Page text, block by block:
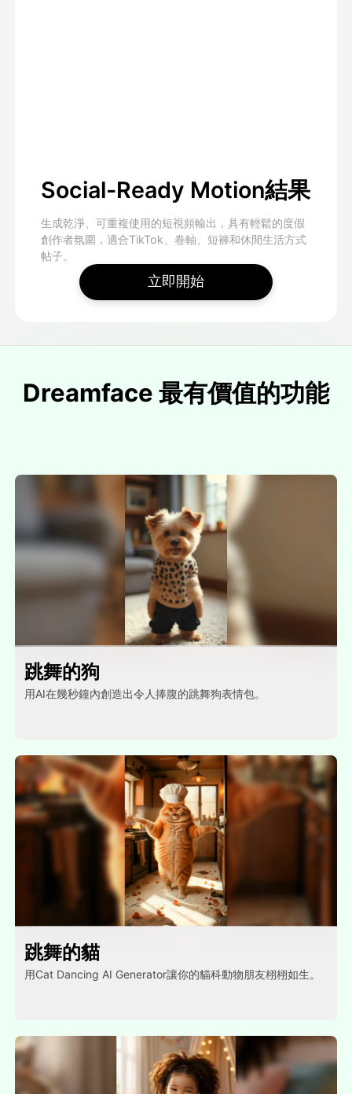
Social-Ready Motion結果
生成乾淨、可重複使用的短視頻輸出，具有輕鬆的度假
創作者氛圍，適合TikTok、卷軸、短褲和休閒生活方式
帖子。
立即開始
Dreamface 最有價值的功能
跳舞的狗
用AI在幾秒鐘內創造出令人捧腹的跳舞狗表情包。
跳舞的貓
用Cat Dancing AI Generator讓你的貓科動物朋友栩栩如生。